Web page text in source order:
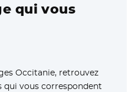
qui vous
Occitanie, retrouvez
qui vous correspondent